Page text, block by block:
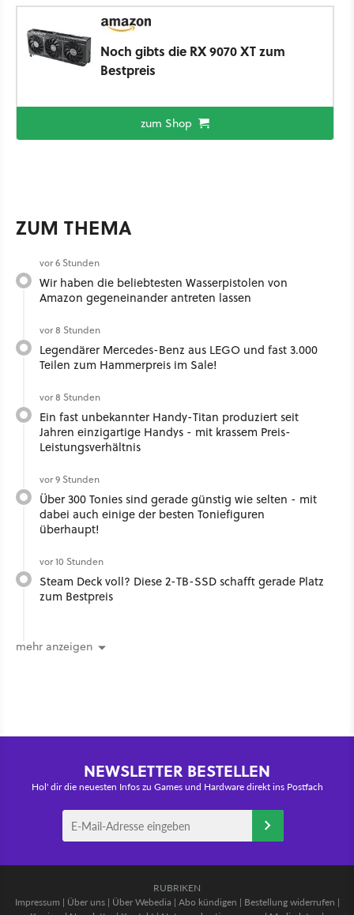
Noch gibts die RX 9070 XT zum
Bestpreis
zum Shop
ZUM THEMA
vor 6 Stunden
Wir haben die beliebtesten Wasserpistolen von
Amazon gegeneinander antreten lassen
vor 8 Stunden
Legendärer Mercedes-Benz aus LEGO und fast 3.000
Teilen zum Hammerpreis im Sale!
vor 8 Stunden
Ein fast unbekannter Handy-Titan produziert seit
Jahren einzigartige Handys - mit krassem Preis-
Leistungsverhältnis
vor 9 Stunden
Über 300 Tonies sind gerade günstig wie selten - mit
dabei auch einige der besten Toniefiguren
überhaupt!
vor 10 Stunden
Steam Deck voll? Diese 2-TB-SSD schafft gerade Platz
zum Bestpreis
mehr anzeigen
NEWSLETTER BESTELLEN
Hol' dir die neuesten Infos zu Games und Hardware direkt ins Postfach
RUBRIKEN
Impressum | Über uns| Über Webedia | Abo kündigen | Bestellung widerrufen |